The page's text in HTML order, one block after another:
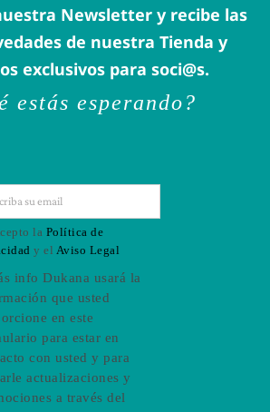
Newsletter y recibe las
de nuestra Tienda y
exclusivos para soci@s.
estás esperando?
la Política de
y el Aviso Legal
info Dukana usará la
que usted
en este
para estar en
con usted y para
actualizaciones y
a través del